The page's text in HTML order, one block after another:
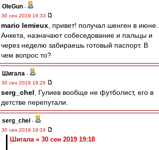
OleGun -
30 сен 2019 19:33
mario lemieux , привет! получал шенген в июне.
Анкета, назначают собеседование и пальцы и
через неделю забираешь готовый паспорт. В
чем вопрос то?
Шигала -
30 сен 2019 19:26
serg_chel , Гулиев вообще не футболист, его в
детстве перепутали.
serg_chel -
30 сен 2019 19:24
Шигала » 30 сен 2019 19:18